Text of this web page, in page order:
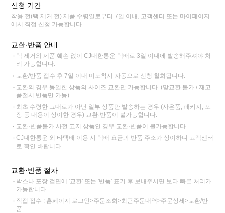
신청 기간
착용 전(택 제거 전) 제품 수령일로부터 7일 이내, 고객센터 또는 마이페이지
에서 직접 신청 가능합니다.
교환·반품 안내
택 제거와 제품 훼손 없이 CJ대한통운 택배로 3일 이내에 발송해주셔야 처
리 가능합니다.
교환/반품 접수 후 7일 이내 미도착시 자동으로 신청 철회됩니다.
교환의 경우 동일한 상품의 사이즈 교환만 가능합니다. (맞교환 불가 / 재고
품절시 반품만 가능)
최초 수령한 그대로가 아닌 일부 상품만 발송하는 경우 (사은품, 패키지, 포
장 등 내용이 상이한 경우) 교환·반품이 불가능합니다.
교환·반품불가 사전 고지 상품인 경우 교환·반품이 불가능합니다.
CJ대한통운 외 타택배 이용 시 택배 요금과 반품 주소가 상이하니 고객센터
로 확인 바랍니다.
교환·반품 절차
박스나 포장 겉면에 '교환' 또는 '반품' 표기 후 보내주시면 보다 빠른 처리가
가능합니다.
직접 접수 : 홈페이지 로그인>주문조회>최근주문내역>주문상세>교환/반
품